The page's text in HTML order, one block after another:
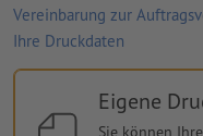
Vereinbarung zur
Ihre Druckdaten
Eigene
Sie können